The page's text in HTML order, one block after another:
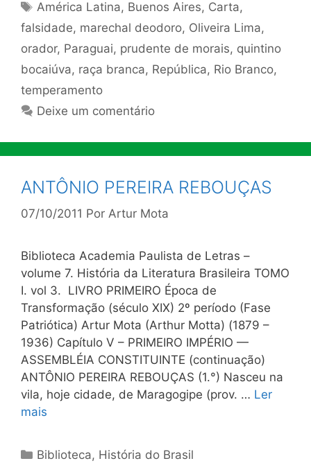
Tags
América Latina, Buenos Aires, Carta,
falsidade, marechal deodoro, Oliveira Lima,
orador, Paraguai, prudente de morais, quintino
bocaiúva, raça branca, República, Rio Branco,
temperamento
Deixe um comentário
ANTÔNIO PEREIRA REBOUÇAS
07/10/2011 Por Artur Mota
Biblioteca Academia Paulista de Letras –
volume 7. História da Literatura Brasileira TOMO
I. vol 3. LIVRO PRIMEIRO Época de
Transformação (século XIX) 2º período (Fase
Patriótica) Artur Mota (Arthur Motta) (1879 –
1936) Capítulo V – PRIMEIRO IMPÉRIO —
ASSEMBLÉIA CONSTITUINTE (continuação)
ANTÔNIO PEREIRA REBOUÇAS (1.°) Nasceu na
vila, hoje cidade, de Maragogipe (prov. … Ler
mais
Categorias
Biblioteca, História do Brasil